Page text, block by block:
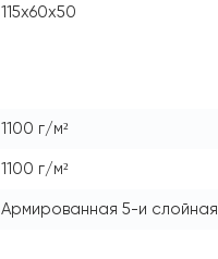
115x60x50
1100 г/м²
1100 г/м²
Армированная 5-и слойная